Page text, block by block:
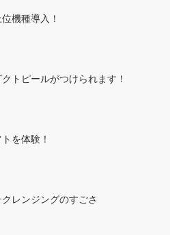
機種導入！
トピールがつけられます！
を体験！
レンジングのすごさ